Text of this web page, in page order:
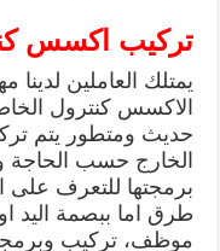
تركيب اكسس
يمتلك العاملين
الاكسس كنترول
حديث ومتطور يتم
الخارج حسب الحاجة و
برمجتها للتعرف
طرق اما ببصمة اليد
موظف، تركيب